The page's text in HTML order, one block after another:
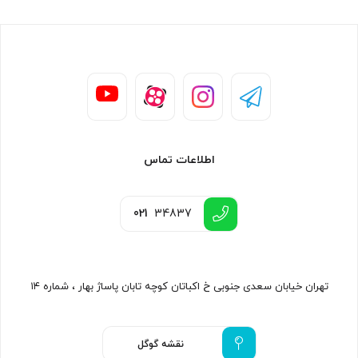
اطلاعات تماس
021 34837
تهران خیابان سعدی جنوبی خ اکباتان کوچه تابان پاساژ بهار ، شماره ۱۴
نقشه گوگل